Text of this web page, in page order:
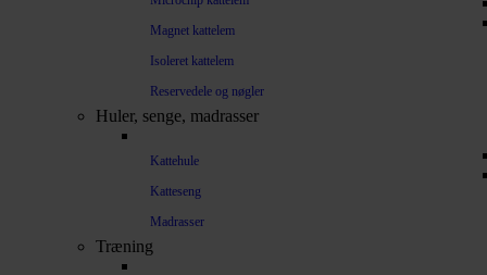
Magnet kattelem
Isoleret kattelem
Reservedele og nøgler
Huler, senge, madrasser
Kattehule
Katteseng
Madrasser
Træning